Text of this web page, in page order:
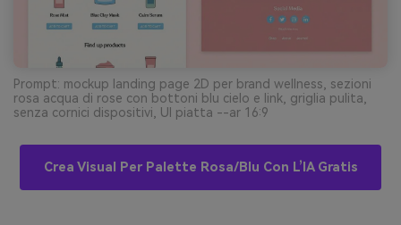
Prompt: mockup landing page 2D per brand wellness, sezioni
rosa acqua di rose con bottoni blu cielo e link, griglia pulita,
senza cornici dispositivi, UI piatta --ar 16:9
Crea Visual Per Palette Rosa/blu Con L’IA Gratis